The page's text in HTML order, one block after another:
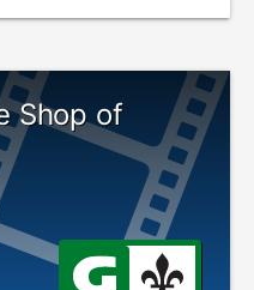
Shop of